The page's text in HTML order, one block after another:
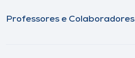
Professores e Colaboradores